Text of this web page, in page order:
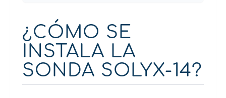
¿CÓMO SE
INSTALA LA
SONDA SOLYX-14?